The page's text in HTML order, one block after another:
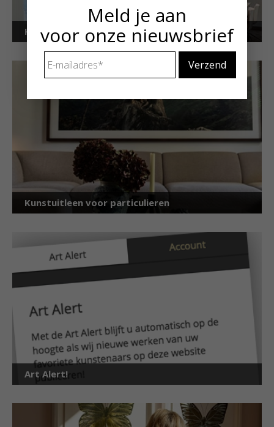
Kunstuitleen voor bedrijven
Kunstuitleen voor particulieren
Art Alert!
Meld je aan
voor onze nieuwsbrief
mailadres *